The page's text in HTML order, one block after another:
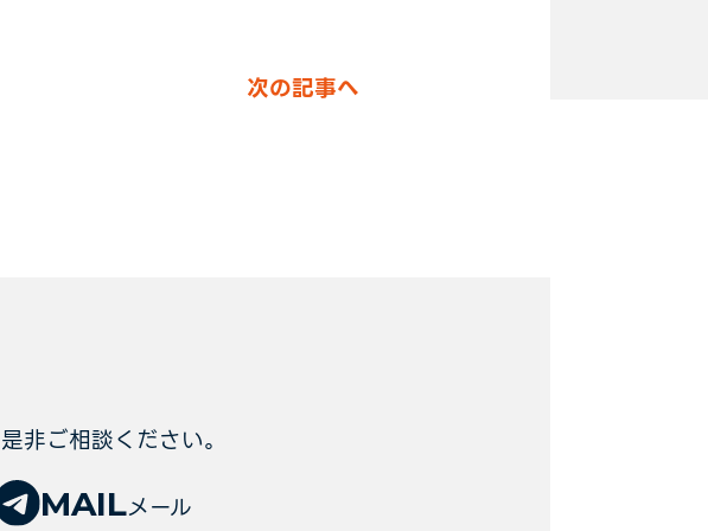
次の記事へ
是非ご相談ください。
MAILメール